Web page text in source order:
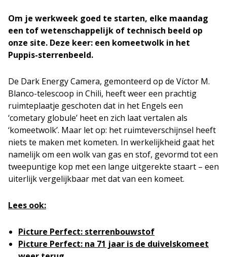
Om je werkweek goed te starten, elke maandag
een tof wetenschappelijk of technisch beeld op
onze site. Deze keer: een komeetwolk in het
Puppis-sterrenbeeld.
De Dark Energy Camera, gemonteerd op de Víctor M.
Blanco-telescoop in Chili, heeft weer een prachtig
ruimteplaatje geschoten dat in het Engels een
‘cometary globule’ heet en zich laat vertalen als
‘komeetwolk’. Maar let op: het ruimteverschijnsel heeft
niets te maken met kometen. In werkelijkheid gaat het
namelijk om een wolk van gas en stof, gevormd tot een
tweepuntige kop met een lange uitgerekte staart – een
uiterlijk vergelijkbaar met dat van een komeet.
Lees ook:
Picture Perfect: sterrenbouwstof
Picture Perfect: na 71 jaar is de duivelskomeet